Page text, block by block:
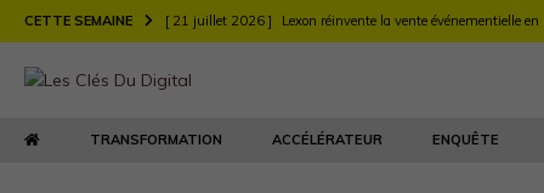
CETTE SEMAINE [ 21 juillet 2026 ] Lexon réinvente la vente événementielle en
TRANSFORMATION
TRANSFORMATION ACCÉLÉRATEUR ENQUÊTE